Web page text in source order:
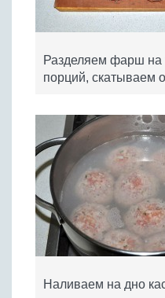
Разделяем фарш на
порций, скатываем
Наливаем на дно